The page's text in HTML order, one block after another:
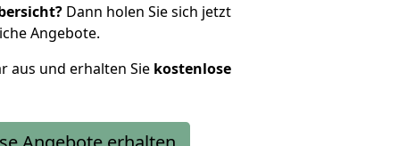
Dann holen Sie sich jetzt
Angebote.
aus und erhalten Sie kostenlose